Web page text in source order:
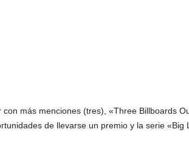
más menciones (tres), «Three Billboards
de llevarse un premio y la serie «Big